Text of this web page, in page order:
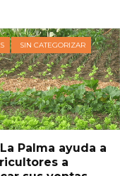
SIN CATEGORIZAR
Palma ayuda a
a